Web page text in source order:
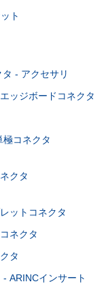
ト
- アクセサリ
ッジボードコネクタ
極コネクタ
クタ
ットコネクタ
ネクタ
タ
ARINCインサート